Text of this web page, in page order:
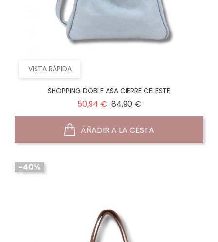
VISTA RÁPIDA
SHOPPING DOBLE ASA CIERRE CELESTE
50,94 € Precio
84,90 €Precio
AÑADIR A LA CESTA
-40%